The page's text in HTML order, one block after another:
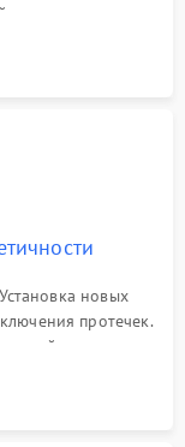
ремонт платы
проводки.
новых
протечек.
системы,
поплавка.